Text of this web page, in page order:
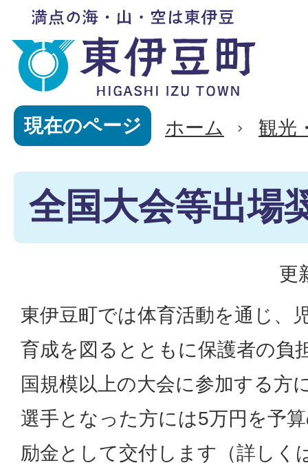
現在のページ ホーム 観光
全国大会等出場
更
東伊豆町では体育活動を通じ、
育成を図るとともに保護者の負
国規模以上の大会に参加する方
選手となった方には5万円を予
励金として交付します（詳しく